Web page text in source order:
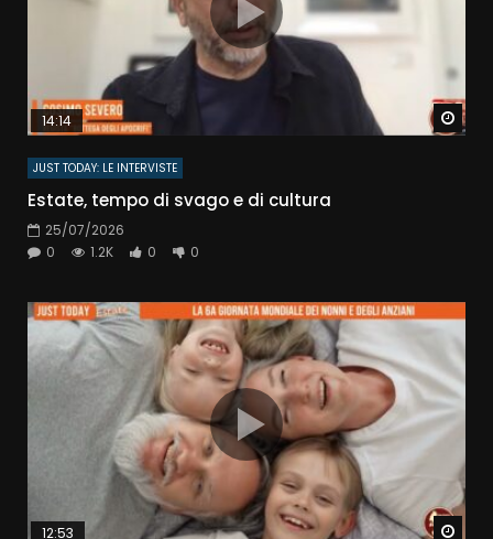
14:14
JUST TODAY: LE INTERVISTE
Estate, tempo di svago e di cultura
25/07/2026
0
1.2K 0 0
12:53